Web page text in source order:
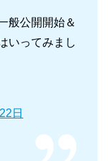
般公開開始＆
いってみまし
日